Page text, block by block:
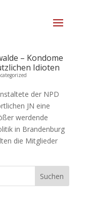
– Kondome
Idioten
der NPD
JN eine
werdende
in Brandenburg
die Mitglieder